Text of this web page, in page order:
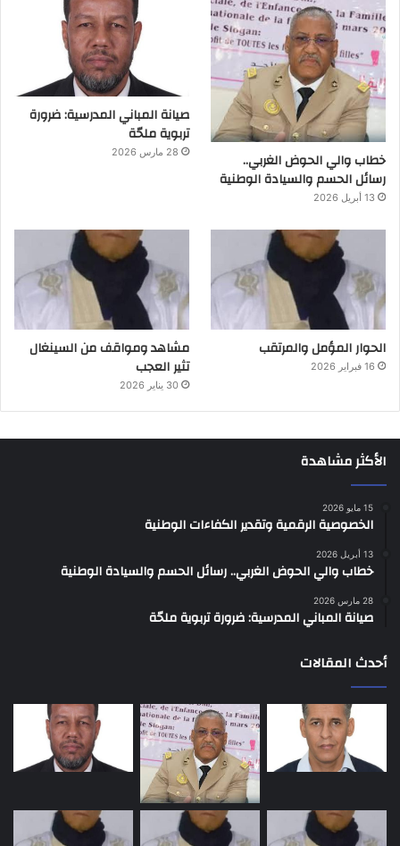
خطاب والي الحوض الغربي..
رسائل الحسم والسيادة الوطنية
13 أبريل 2026
صيانة المباني المدرسية: ضرورة
تربوية ملحّة
28 مارس 2026
الحوار المؤمل والمرتقب
16 فبراير 2026
مشاهد ومواقف من السينغال
تثير العجب
30 يناير 2026
الأكثر مشاهدة
15 مايو 2026
الخصوصية الرقمية وتقدير الكفاءات الوطنية
13 أبريل 2026
خطاب والي الحوض الغربي.. رسائل الحسم والسيادة الوطنية
28 مارس 2026
صيانة المباني المدرسية: ضرورة تربوية ملحّة
أحدث المقالات